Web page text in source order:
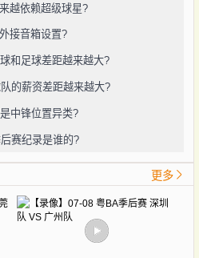
越依赖超级球星?
接音箱设置?
和足球差距越来越大?
的薪资差距越来越大?
中锋位置异类?
赛纪录是谁的?
更多